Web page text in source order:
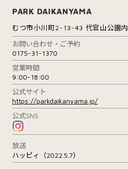
PARK DAIKANYAMA
むつ市小川町2-13-43 代官山公園内
お問い合わせ・ご予約
0175-31-1370
営業時間
9:00-18:00
公式サイト
https://parkdaikanyama.jp/
公式SNS
放送
ハッピィ（2022.5.7）